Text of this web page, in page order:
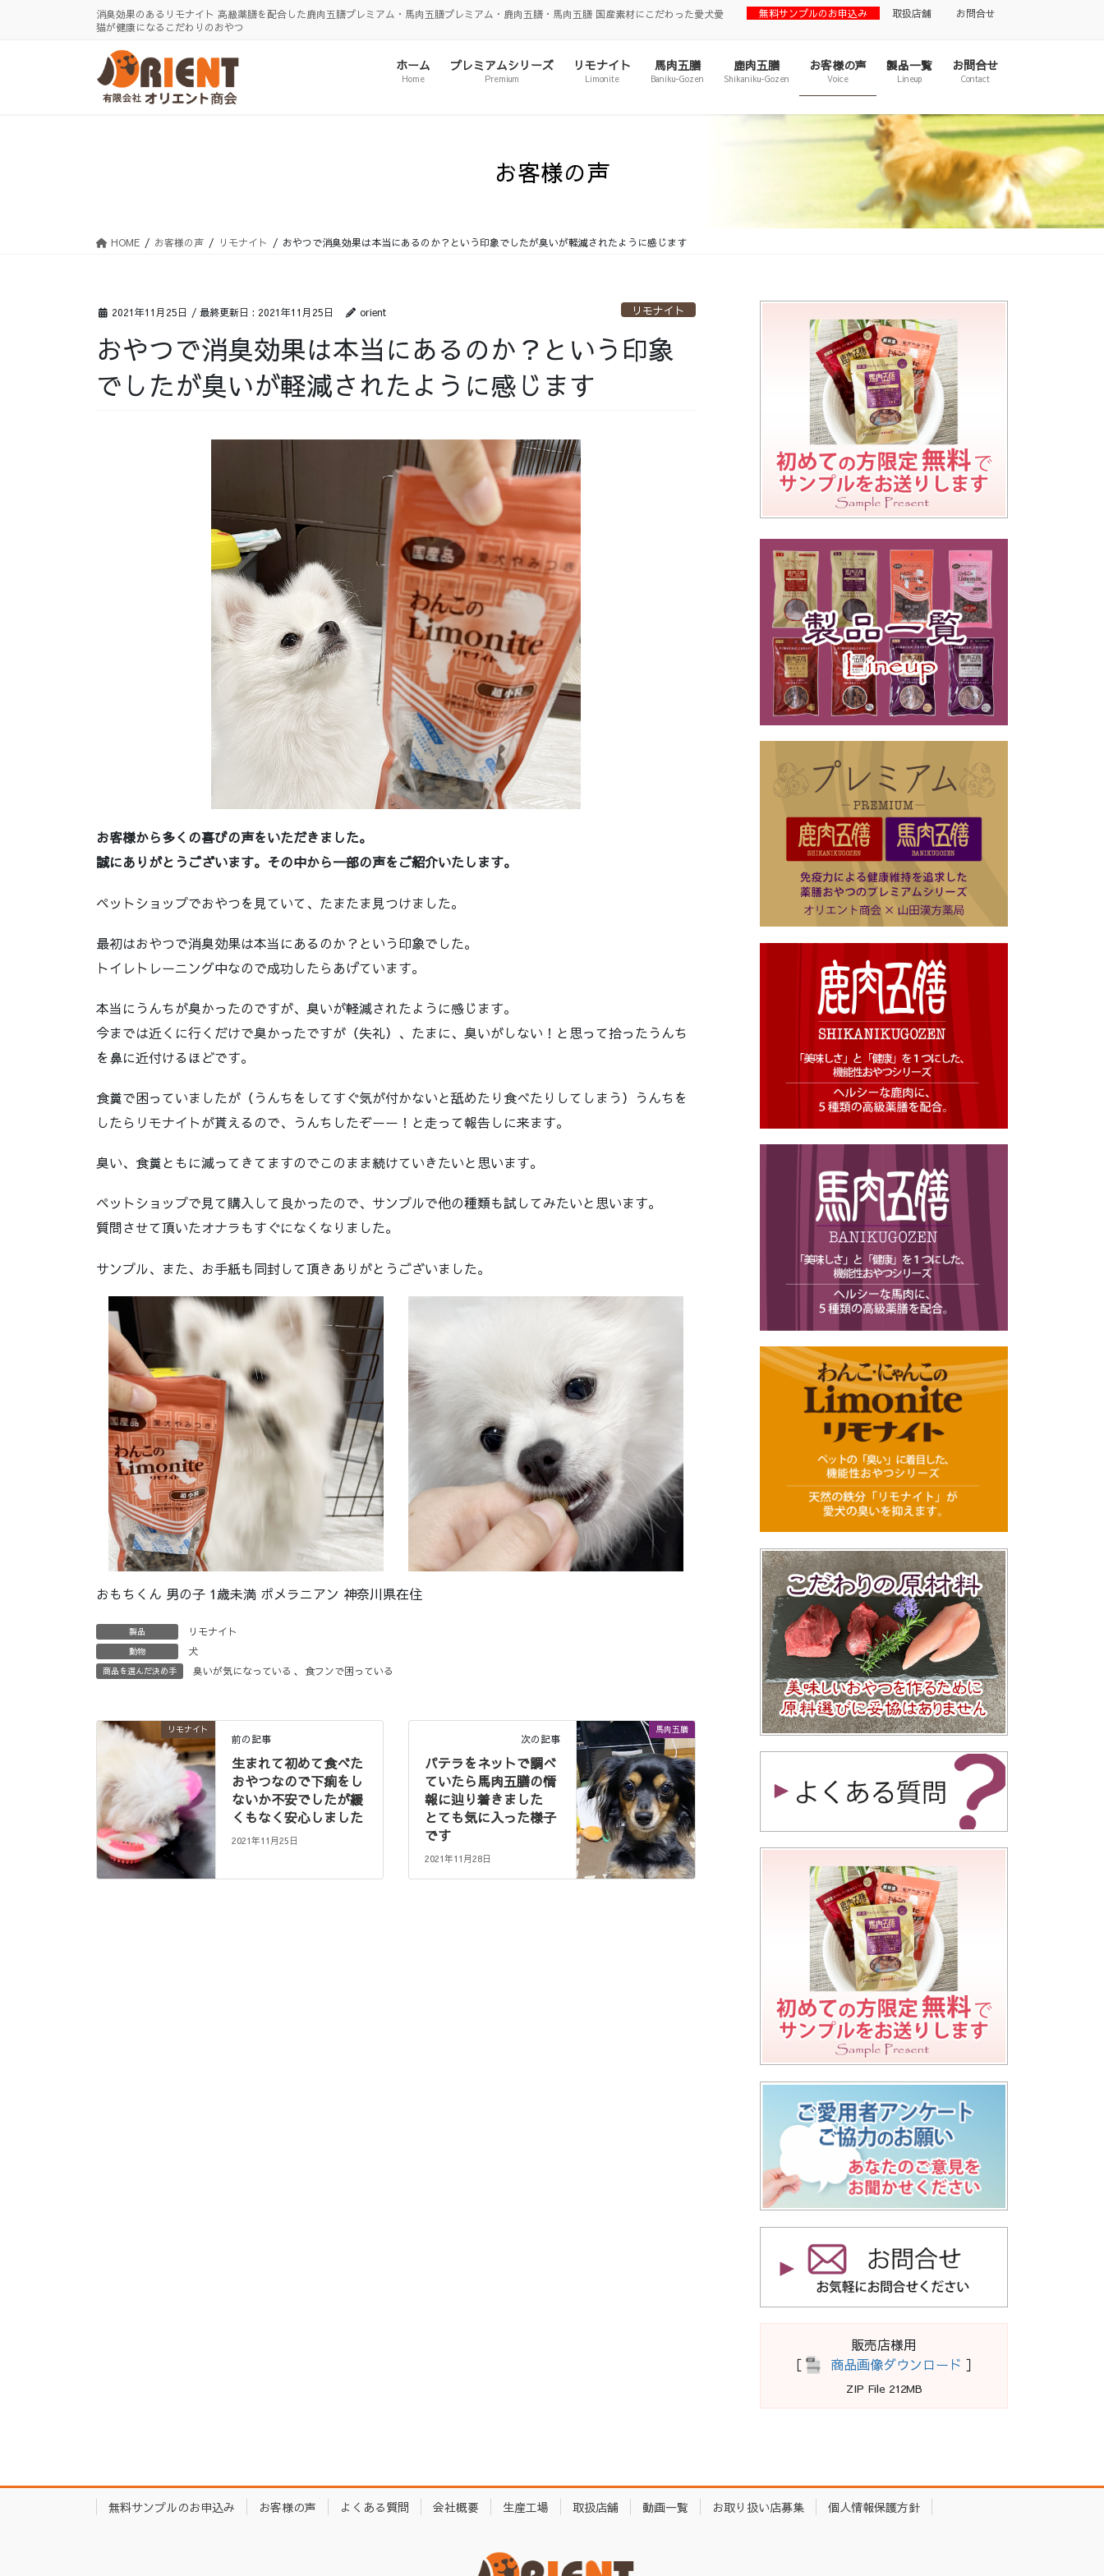
消臭効果のあるリモナイト 高級薬膳を配合した鹿肉五膳プレミアム・馬肉五膳プレミアム・鹿肉五膳・馬肉五膳 国産素材にこだわった愛犬愛
猫が健康になるこだわりのおやつ
無料サンプルのお申込み 取扱店舗 お問合せ
ホーム
Home
プレミアムシリーズ
Premium
リモナイト
Limonite
馬肉五膳
Baniku-Gozen
鹿肉五膳
Shikaniku-Gozen
お客様の声
Voice
製品一覧
Lineup
お問合せ
Contact
お客様の声
HOME お客様の声 リモナイト おやつで消臭効果は本当にあるのか？という印象でしたが臭いが軽減されたように感じます
2021年11月25日 / 最終更新日 : 2021年11月25日 orient リモナイト
おやつで消臭効果は本当にあるのか？という印象
でしたが臭いが軽減されたように感じます
お客様から多くの喜びの声をいただきました。
誠にありがとうございます。その中から一部の声をご紹介いたします。
ペットショップでおやつを見ていて、たまたま見つけました。
最初はおやつで消臭効果は本当にあるのか？という印象でした。
トイレトレーニング中なので成功したらあげています。
本当にうんちが臭かったのですが、臭いが軽減されたように感じます。
今までは近くに行くだけで臭かったですが（失礼）、たまに、臭いがしない！と思って拾ったうんち
を鼻に近付けるほどです。
食糞で困っていましたが（うんちをしてすぐ気が付かないと舐めたり食べたりしてしまう）うんちを
したらリモナイトが貰えるので、うんちしたぞーー！と走って報告しに来ます。
臭い、食糞ともに減ってきてますのでこのまま続けていきたいと思います。
ペットショップで見て購入して良かったので、サンプルで他の種類も試してみたいと思います。
質問させて頂いたオナラもすぐになくなりました。
サンプル、また、お手紙も同封して頂きありがとうございました。
おもちくん 男の子 1歳未満 ポメラニアン 神奈川県在住
製品 リモナイト
動物 犬
商品を選んだ決め手 臭いが気になっている 、 食フンで困っている
リモナイト
前の記事
生まれて初めて食べた
おやつなので下痢をし
ないか不安でしたが緩
くもなく安心しました
2021年11月25日
馬肉五膳
次の記事
パテラをネットで調べ
ていたら馬肉五膳の情
報に辿り着きました
とても気に入った様子
です
2021年11月28日
販売店様用
［
商品画像ダウンロード ］
ZIP File 212MB
無料サンプルのお申込み お客様の声 よくある質問 会社概要 生産工場 取扱店舗 動画一覧 お取り扱い店募集 個人情報保護方針